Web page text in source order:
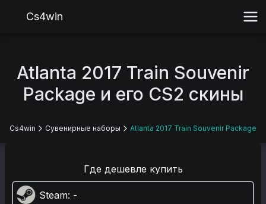
Cs4win
Atlanta 2017 Train Souvenir
Package и его CS2 скины
Cs4win Сувенирные наборы Atlanta 2017 Train Souvenir Package
Где дешевле купить
Steam: -